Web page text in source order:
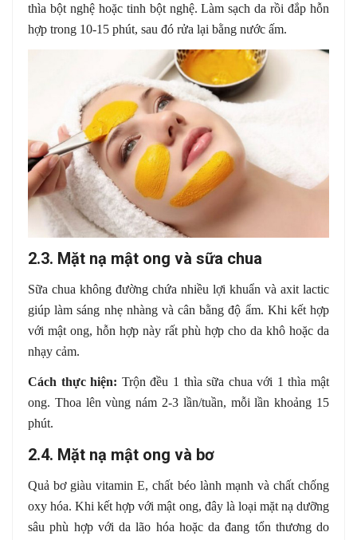
thìa bột nghệ hoặc tinh bột nghệ. Làm sạch da rồi đắp hỗn
hợp trong 10-15 phút, sau đó rửa lại bằng nước ấm.
2.3. Mặt nạ mật ong và sữa chua
Sữa chua không đường chứa nhiều lợi khuẩn và axit lactic
giúp làm sáng nhẹ nhàng và cân bằng độ ẩm. Khi kết hợp
với mật ong, hỗn hợp này rất phù hợp cho da khô hoặc da
nhạy cảm.
Cách thực hiện: Trộn đều 1 thìa sữa chua với 1 thìa mật
ong. Thoa lên vùng nám 2-3 lần/tuần, mỗi lần khoảng 15
phút.
2.4. Mặt nạ mật ong và bơ
Quả bơ giàu vitamin E, chất béo lành mạnh và chất chống
oxy hóa. Khi kết hợp với mật ong, đây là loại mặt nạ dưỡng
sâu phù hợp với da lão hóa hoặc da đang tổn thương do